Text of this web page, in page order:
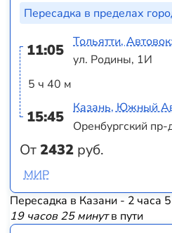
Пересадка в пределах
11:05
5 ч 40 м
15:45
От2432 руб.
Тольятти,
ул. Родины, 1И
Казань, Южный
Оренбургский пр-
МИР
Пересадка в Казани - 2 часа
19 часов 25 минутв пути